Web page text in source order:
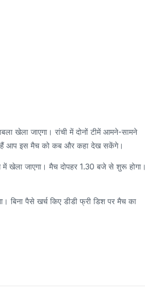
खेला जाएगा। रांची में दोनों टीमें आमने-सामने
हैं आप इस मैच को कब और कहा देख सकेंगे।
खेला जाएगा। मैच दोपहर 1.30 बजे से शुरू होगा।
बिना पैसे खर्च किए डीडी फ्री डिश पर मैच का